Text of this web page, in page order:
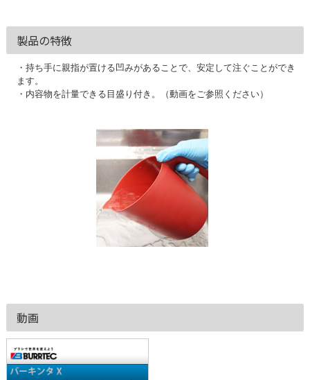
製品の特徴
・持ち手に親指が置ける凹みがあることで、安定して注ぐことができ
ます。
・内容物を計量できる目盛り付き。（動画をご参照ください）
動画